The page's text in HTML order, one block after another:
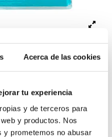
Acerca de las cookies
tu experiencia
y de terceros para
y productos. Nos
y prometemos no abusar
DISNEY